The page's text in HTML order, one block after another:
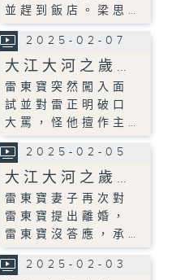
並趕到飯店。梁思…
2025-02-07
大江大河之歲…
雷東寶突然闖入面
試並對雷正明破口
大罵，怪他擅作主…
2025-02-05
大江大河之歲…
雷東寶妻子再次對
雷東寶提出離婚，
雷東寶沒答應，承…
2025-02-03